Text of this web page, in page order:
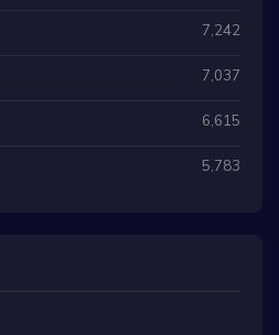
7,242
7,037
6,615
5,783